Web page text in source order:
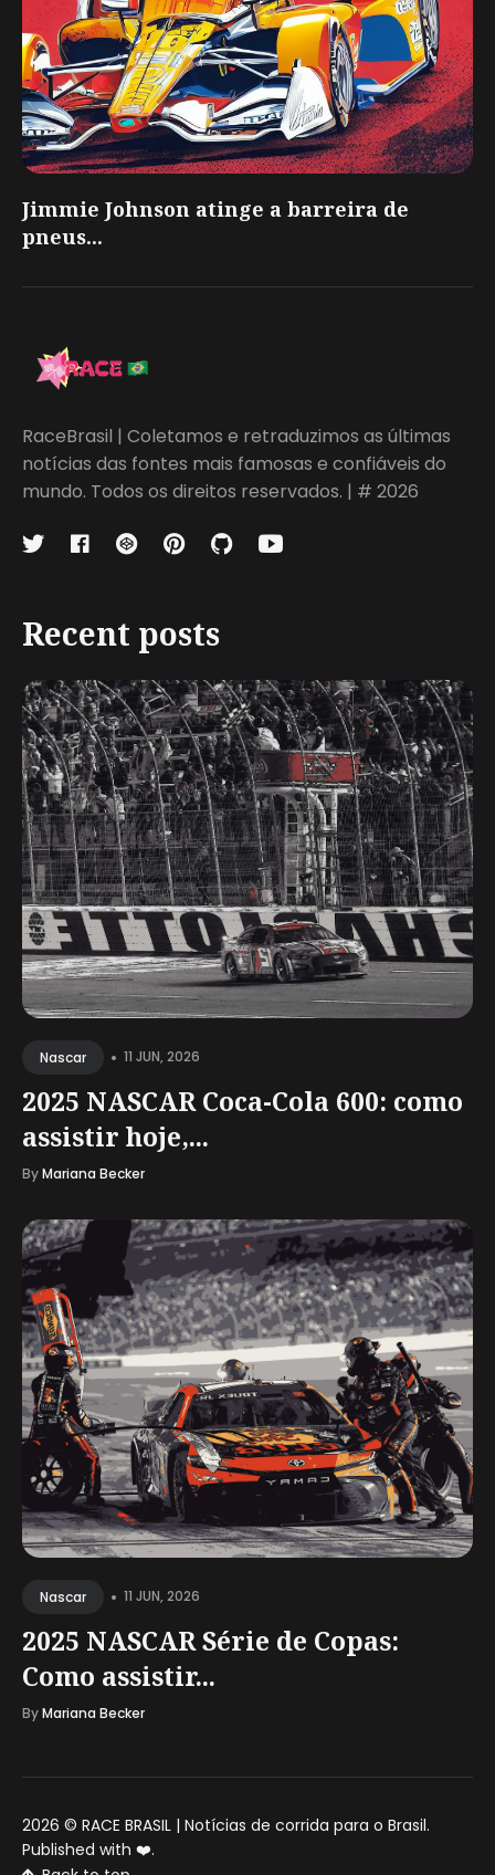
Jimmie Johnson atinge a barreira de
pneus...
RaceBrasil | Coletamos e retraduzimos as últimas
notícias das fontes mais famosas e confiáveis do
mundo. Todos os direitos reservados. | # 2026
Recent posts
Nascar • 11 JUN, 2026
2025 NASCAR Coca-Cola 600: como
assistir hoje,...
ByMariana Becker
Nascar • 11 JUN, 2026
2025 NASCAR Série de Copas:
Como assistir...
ByMariana Becker
2026 © RACE BRASIL | Notícias de corrida para o Brasil.
Published with ❤️.